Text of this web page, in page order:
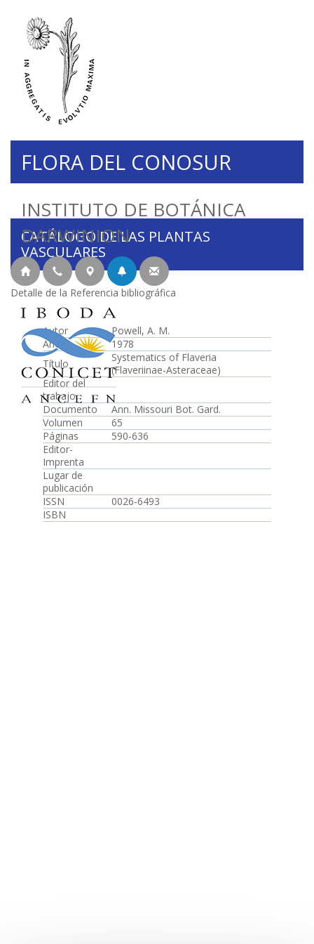
INSTITUTO DE BOTÁNICA
DARWINION
FLORA DEL CONOSUR
CATÁLOGO DE LAS PLANTAS
VASCULARES
Detalle de la Referencia bibliográfica
Autor
Powell, A. M.
Año
1978
Título
Systematics of Flaveria
(Flaveriinae-Asteraceae)
Editor del
trabajo
Documento
Ann. Missouri Bot. Gard.
Volumen
65
Páginas
590-636
Editor-
Imprenta
Lugar de
publicación
ISSN
0026-6493
ISBN